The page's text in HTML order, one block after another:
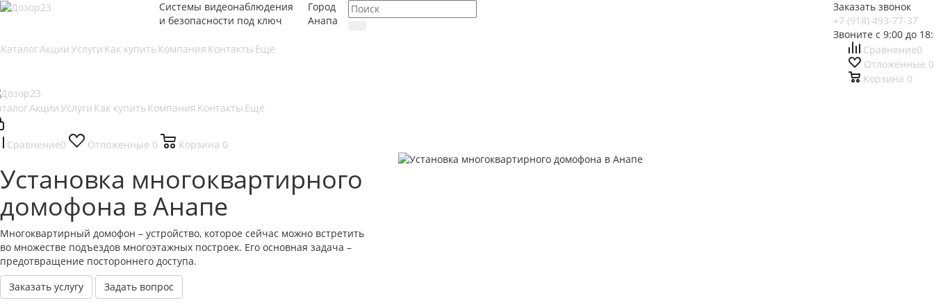
Системы видеонаблюдения
и безопасности под ключ
Город
Анапа
Заказать звонок
+7 (918) 493-77-37
Звоните с 9:00 до
Сравнение0
Отложенные 0
Корзина 0
КаталогАкцииУслуги Как купитьКомпания Контакты Ещё
АкцииУслуги Как купитьКомпания Контакты Ещё
Сравнение0 Отложенные 0 Корзина 0
Установка многоквартирного
домофона в Анапе
Многоквартирный домофон – устройство, которое сейчас можно встретить
во множестве подъездов многоэтажных построек. Его основная задача –
предотвращение постороннего доступа.
Заказать услугу
Задать вопрос